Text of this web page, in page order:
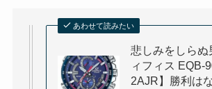
あわせて読みたい
悲しみをしらぬ
ィフィス EQB-
2AJR】勝利は